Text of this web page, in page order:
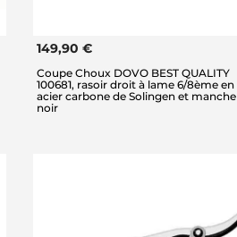
149,90 €
Coupe Choux DOVO BEST QUALITY
100681, rasoir droit à lame 6/8ème en
acier carbone de Solingen et manche
noir